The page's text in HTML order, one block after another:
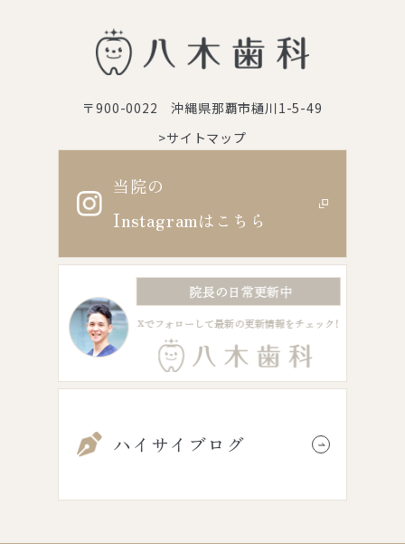
〒900-0022 沖縄県那覇市樋川1-5-49
>サイトマップ
当院の
Instagramはこちら
ハイサイブログ